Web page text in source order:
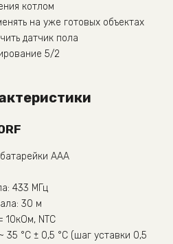
котлом
на уже готовых объектах
датчик пола
5/2
ААА
433 МГц
30 м
10кОм, NTC
35 °C ± 0,5 °C (шаг уставки 0,5